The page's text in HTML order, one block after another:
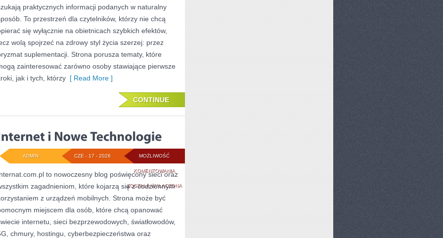
KALORII
praktycznych informacji podanych w naturalny
To przestrzeń dla czytelników, którzy nie chcą
się wyłącznie na obietnicach szybkich efektów,
wolą spojrzeć na zdrowy styl życia szerzej: przez
suplementacji. Strona porusza tematy, które
zainteresować zarówno osoby stawiające pierwsze
jak i tych, którzy [ Read More ]
CONTINUE
MOŻLIWOŚĆ
KOMENTOWANIAINTERNET
I
NOWE
TECHNOLOGIE
ZOSTAŁA WYŁĄCZONA
CZE - 17 - 2026
ADMIN
to nowoczesny blog poświęcony sieci oraz
zagadnieniom, które kojarzą się z codziennym
z urządzeń mobilnych. Strona może być
miejscem dla osób, które chcą opanować
internetu, sieci bezprzewodowych, światłowodów,
chmury, hostingu, cyberbezpieczeństwa oraz